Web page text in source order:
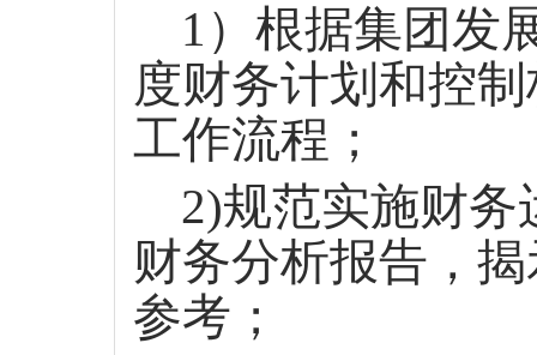
1）根据集团发
度财务计划和控
工作流程；
2)规范实施财
财务分析报告，
参考；